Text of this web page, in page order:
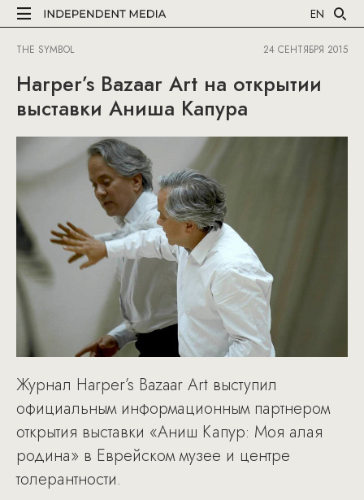
EN
THE SYMBOL 24 СЕНТЯБРЯ 2015
Harper’s Bazaar Art на открытии
выставки Аниша Капура
Журнал Harper’s Bazaar Art выступил
официальным информационным партнером
открытия выставки «Аниш Капур: Моя алая
родина» в Еврейском музее и центре
толерантности.